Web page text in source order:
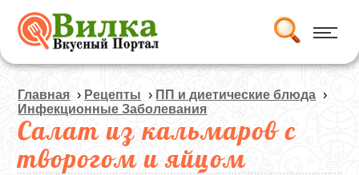
Главная › Рецепты › ПП и диетические блюда ›
Инфекционные Заболевания
Салат из кальмаров с
творогом и яйцом